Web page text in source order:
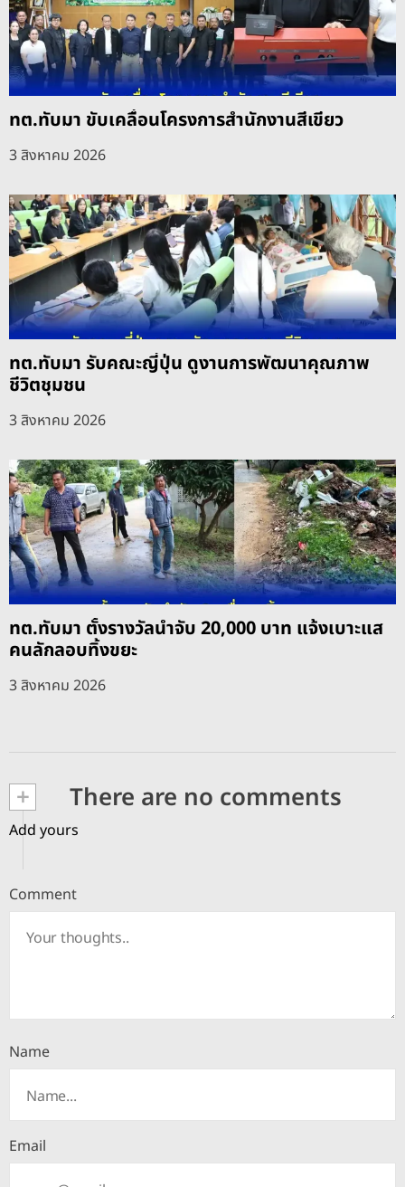
ทต.ทับมา ขับเคลื่อนโครงการสำนักงานสีเขียว
3 สิงหาคม 2026
ทต.ทับมา รับคณะญี่ปุ่น ดูงานการพัฒนาคุณภาพ
ชีวิตชุมชน
3 สิงหาคม 2026
ทต.ทับมา ตั้งรางวัลนำจับ 20,000 บาท แจ้งเบาะแส
คนลักลอบทิ้งขยะ
3 สิงหาคม 2026
+ There are no comments
Add yours
Comment
Name
Email